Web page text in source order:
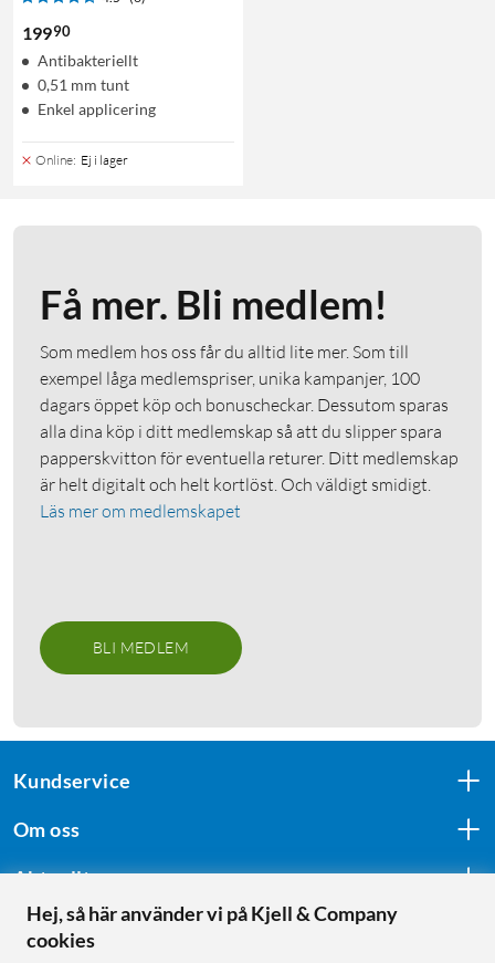
19990
Antibakteriellt
0,51 mm tunt
Enkel applicering
Online: Ej i lager
Få mer. Bli medlem!
Som medlem hos oss får du alltid lite mer. Som till
exempel låga medlemspriser, unika kampanjer, 100
dagars öppet köp och bonuscheckar. Dessutom sparas
alla dina köp i ditt medlemskap så att du slipper spara
papperskvitton för eventuella returer. Ditt medlemskap
är helt digitalt och helt kortlöst. Och väldigt smidigt.
Läs mer om medlemskapet
BLI MEDLEM
Kundservice
Om oss
Aktuellt
Följ oss
Hej, så här använder vi på Kjell & Company
cookies